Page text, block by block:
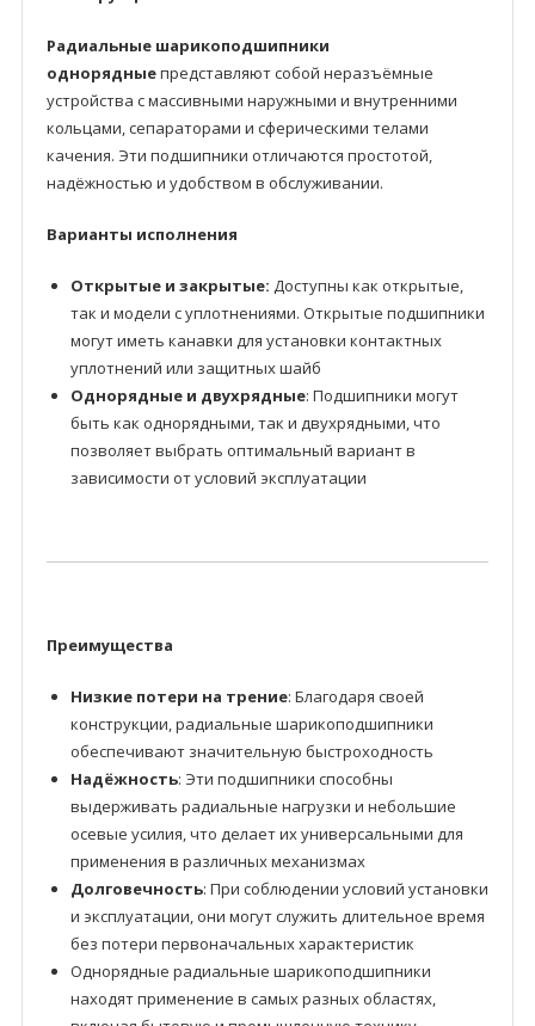
Радиальные шарикоподшипники
однорядныепредставляют собой неразъёмные
устройства с массивными наружными и внутренними
кольцами, сепараторами и сферическими телами
качения. Эти подшипники отличаются простотой,
надёжностью и удобством в обслуживании.
Варианты исполнения
Открытые и закрытые: Доступны как открытые,
так и модели с уплотнениями. Открытые подшипники
могут иметь канавки для установки контактных
уплотнений или защитных шайб
Однорядные и двухрядные: Подшипники могут
быть как однорядными, так и двухрядными, что
позволяет выбрать оптимальный вариант в
зависимости от условий эксплуатации
Преимущества
Низкие потери на трение: Благодаря своей
конструкции, радиальные шарикоподшипники
обеспечивают значительную быстроходность
Надёжность: Эти подшипники способны
выдерживать радиальные нагрузки и небольшие
осевые усилия, что делает их универсальными для
применения в различных механизмах
Долговечность: При соблюдении условий установки
и эксплуатации, они могут служить длительное время
без потери первоначальных характеристик
Однорядные радиальные шарикоподшипники
находят применение в самых разных областях,